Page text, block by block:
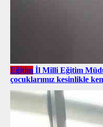
Eğitim İl Milli Eğitim
çocuklarımız kesinlikle